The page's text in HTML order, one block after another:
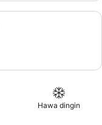
Hawa dingin